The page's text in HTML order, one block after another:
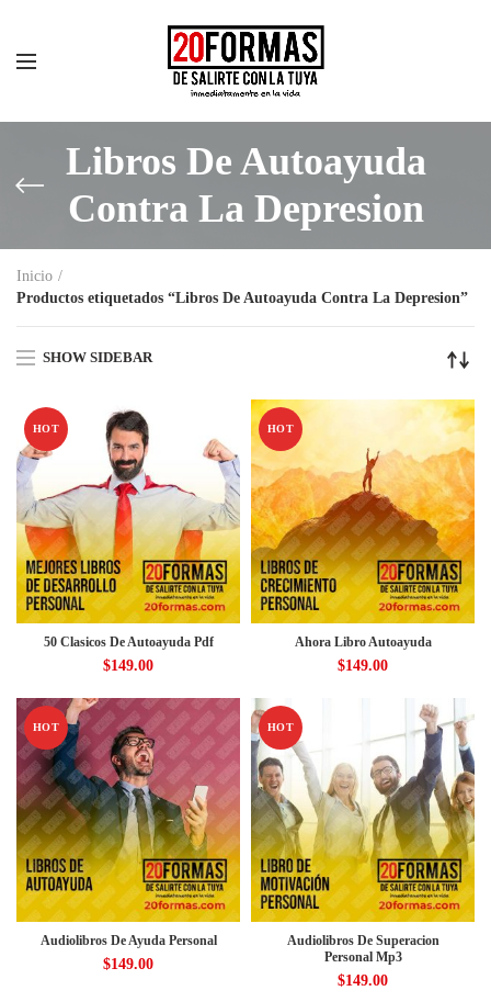
Libros De Autoayuda
Contra La Depresion
Inicio
Productos etiquetados “Libros De Autoayuda Contra La Depresion”
SHOW SIDEBAR
HOT
50 Clasicos De Autoayuda Pdf
$149.00
HOT
Ahora Libro Autoayuda
$149.00
HOT
Audiolibros De Ayuda Personal
$149.00
HOT
Audiolibros De Superacion
Personal Mp3
$149.00